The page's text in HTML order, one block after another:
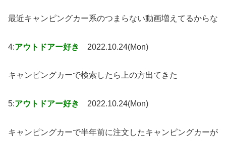
最近キャンピングカー系のつまらない動画増えてるからな
4:アウトドアー好き 2022.10.24(Mon)
キャンピングカーで検索したら上の方出てきた
5:アウトドアー好き 2022.10.24(Mon)
キャンピングカーで半年前に注文したキャンピングカーが